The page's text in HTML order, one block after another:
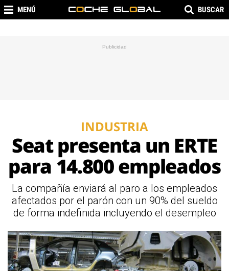
MENÚ BUSCAR
INDUSTRIA
Seat presenta un ERTE
para 14.800 empleados
La compañía enviará al paro a los empleados
afectados por el parón con un 90% del sueldo
de forma indefinida incluyendo el desempleo